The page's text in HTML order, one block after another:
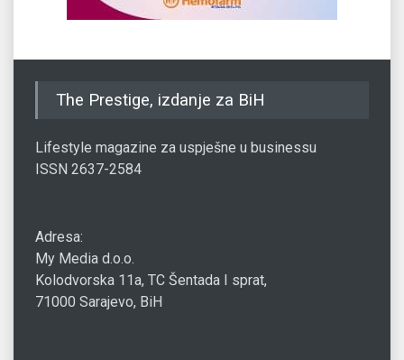
The Prestige, izdanje za BiH
Lifestyle magazine za uspješne u businessu
ISSN 2637-2584
Adresa:
My Media d.o.o.
Kolodvorska 11a, TC Šentada I sprat,
71000 Sarajevo, BiH